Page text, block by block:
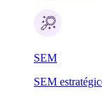
SEM
SEM